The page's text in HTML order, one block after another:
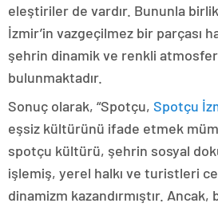
eleştiriler de vardır. Bununla
İzmir’in vazgeçilmez bir parçası
şehrin dinamik ve renkli
bulunmaktadır.
Sonuç olarak, “Spotçu, Spotçu
eşsiz kültürünü ifade etmek
spotçu kültürü, şehrin sosyal
işlemiş, yerel halkı ve turistleri
dinamizm kazandırmıştır. Ancak,